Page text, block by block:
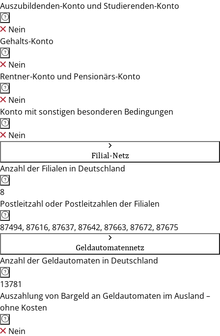
Auszubildenden-Konto und Studierenden-Konto
Nein
Gehalts-Konto
Nein
Rentner-Konto und Pensionärs-Konto
Nein
Konto mit sonstigen besonderen Bedingungen
Nein
Filial-Netz
Anzahl der Filialen in Deutschland
8
Postleitzahl oder Postleitzahlen der Filialen
87494, 87616, 87637, 87642, 87663, 87672, 87675
Geldautomatennetz
Anzahl der Geldautomaten in Deutschland
13781
Auszahlung von Bargeld an Geldautomaten im Ausland –
ohne Kosten
Nein